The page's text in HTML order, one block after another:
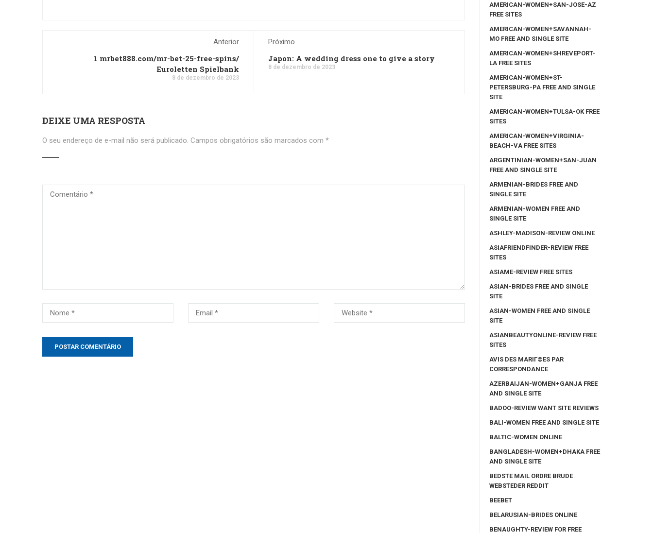
Anterior
1 mrbet888.com/mr-bet-25-free-spins/
Euroletten Spielbank
8 de dezembro de 2023
Próximo
Japon: A wedding dress one to give a story
8 de dezembro de 2023
DEIXE UMA RESPOSTA
O seu endereço de e-mail não será publicado. Campos obrigatórios são marcados com *
AMERICAN-WOMEN+SAN-JOSE-AZ
FREE SITES
AMERICAN-WOMEN+SAVANNAH-
MO FREE AND SINGLE SITE
AMERICAN-WOMEN+SHREVEPORT-
LA FREE SITES
AMERICAN-WOMEN+ST-
PETERSBURG-PA FREE AND SINGLE
SITE
AMERICAN-WOMEN+TULSA-OK FREE
SITES
AMERICAN-WOMEN+VIRGINIA-
BEACH-VA FREE SITES
ARGENTINIAN-WOMEN+SAN-JUAN
FREE AND SINGLE SITE
ARMENIAN-BRIDES FREE AND
SINGLE SITE
ARMENIAN-WOMEN FREE AND
SINGLE SITE
ASHLEY-MADISON-REVIEW ONLINE
ASIAFRIENDFINDER-REVIEW FREE
SITES
ASIAME-REVIEW FREE SITES
ASIAN-BRIDES FREE AND SINGLE
SITE
ASIAN-WOMEN FREE AND SINGLE
SITE
ASIANBEAUTYONLINE-REVIEW FREE
SITES
AVIS DES MARIГ©ES PAR
CORRESPONDANCE
AZERBAIJAN-WOMEN+GANJA FREE
AND SINGLE SITE
BADOO-REVIEW WANT SITE REVIEWS
BALI-WOMEN FREE AND SINGLE SITE
BALTIC-WOMEN ONLINE
BANGLADESH-WOMEN+DHAKA FREE
AND SINGLE SITE
BEDSTE MAIL ORDRE BRUDE
WEBSTEDER REDDIT
BEEBET
BELARUSIAN-BRIDES ONLINE
BENAUGHTY-REVIEW FOR FREE